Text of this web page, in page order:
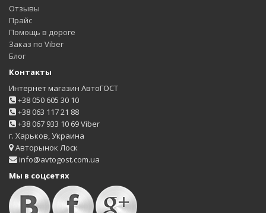
Отзывы
Прайс
Помощь в дороге
Заказ по Viber
Блог
Контакты
Интернет магазин АвтоГОСТ
+38 050 605 30 10
+38 063 117 21 88
+38 067 933 10 69 Viber
г. Харьков, Украина
Авторынок Лоск
info@avtogost.com.ua
Мы в соцсетях